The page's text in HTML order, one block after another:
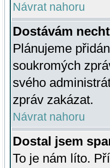
Návrat nahoru
Dostávám
Plánujeme
soukromých
svého
zpráv zakázat.
Návrat nahoru
Dostal jsem
To je nám líto.